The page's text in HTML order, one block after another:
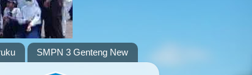
SMPN 3 Genteng New